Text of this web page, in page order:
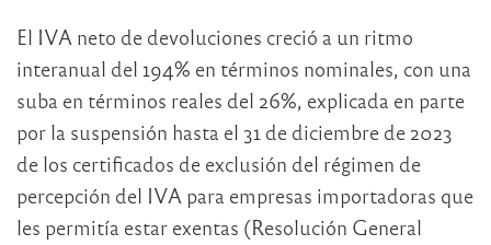
El IVA neto de devoluciones creció a un ritmo
interanual del 194% en términos nominales, con una
suba en términos reales del 26%, explicada en parte
por la suspensión hasta el 31 de diciembre de 2023
de los certificados de exclusión del régimen de
percepción del IVA para empresas importadoras que
les permitía estar exentas (Resolución General